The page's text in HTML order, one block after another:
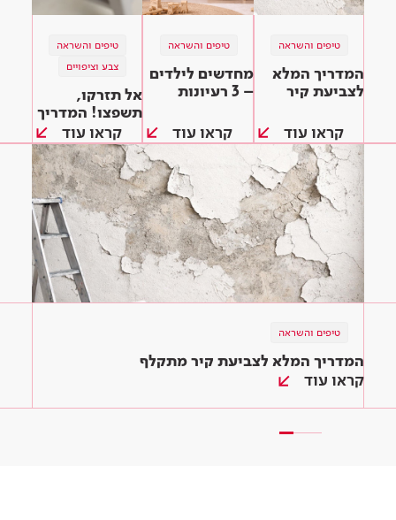
טיפים והשראה
המדריך המלא
לצביעת קיר
קראו עוד
טיפים והשראה
מחדשים לילדים
– 3 רעיונות
בחדר הכי שמח
בבית
קראו עוד
טיפים והשראה
צבע וציפויים
אל תזרקו,
תשפצו! המדריך
השלם לצביעת
וחידוש רהיטים
קראו עוד
טיפים והשראה
המדריך המלא לצביעת קיר מתקלף
קראו עוד
טיפים והשראה
מחדשים לילדים – 3 רעיונות לחידוש רהיטים בחדר
הכי שמח בבית
טיפים והשראה
אל תזרקו, תשפצו! המדריך השלם לצביעת וחידוש
רהיטים